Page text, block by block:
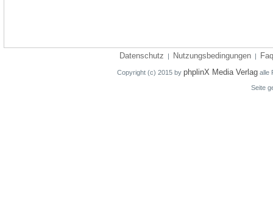
Datenschutz | Nutzungsbedingungen | Faq
Copyright (c) 2015 by phplinX Media Verlag alle
Seite